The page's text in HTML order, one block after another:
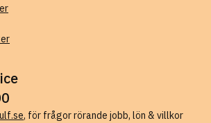
, för frågor rörande jobb, lön & villkor